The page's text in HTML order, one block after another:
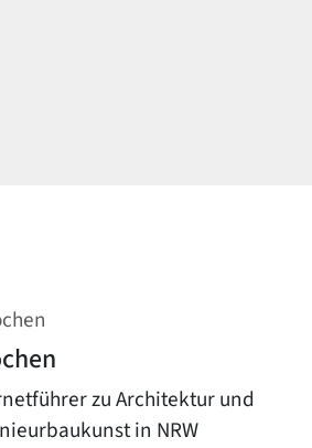
zu Architektur und
in NRW